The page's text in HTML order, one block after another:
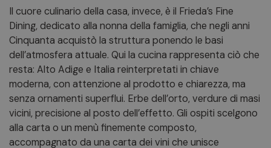
Il cuore culinario della casa, invece, è il Frieda’s Fine
Dining, dedicato alla nonna della famiglia, che negli anni
Cinquanta acquistò la struttura ponendo le basi
dell’atmosfera attuale. Qui la cucina rappresenta ciò che
resta: Alto Adige e Italia reinterpretati in chiave
moderna, con attenzione al prodotto e chiarezza, ma
senza ornamenti superflui. Erbe dell’orto, verdure di masi
vicini, precisione al posto dell’effetto. Gli ospiti scelgono
alla carta o un menù finemente composto,
accompagnato da una carta dei vini che unisce